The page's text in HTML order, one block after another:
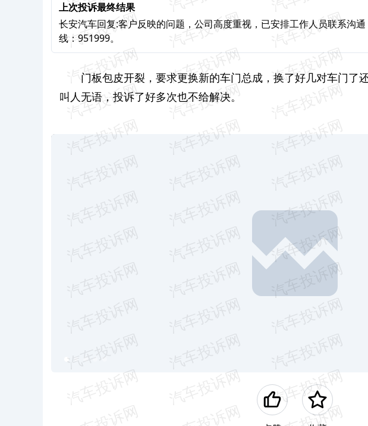
上次投诉最终结果
长安汽车回复:客户反映的问题，公司高度重视，已安排工作人员联系沟
线：951999。
门板包皮开裂，要求更换新的车门总成，换了好几对车门了
叫人无语，投诉了好多次也不给解决。